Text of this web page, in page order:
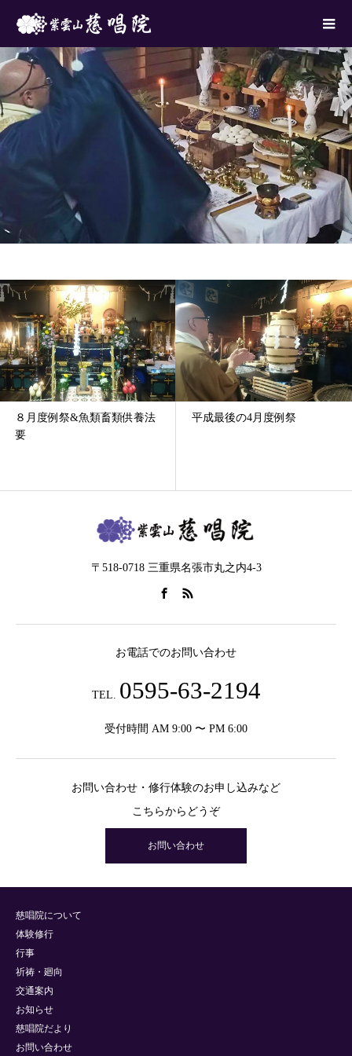
８月度例祭&魚類畜類供養法
要
平成最後の4月度例祭
〒518-0718 三重県名張市丸之内4-3
お電話でのお問い合わせ
TEL. 0595-63-2194
受付時間 AM 9:00 〜 PM 6:00
お問い合わせ・修行体験のお申し込みなど
こちらからどうぞ
お問い合わせ
慈唱院について
体験修行
行事
祈祷・廻向
交通案内
お知らせ
慈唱院だより
お問い合わせ